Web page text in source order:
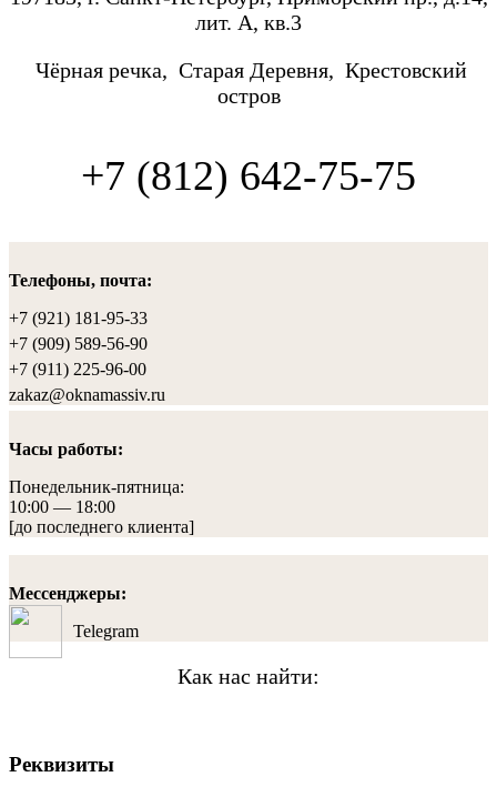
лит. А, кв.3
Чёрная речка, Старая Деревня, Крестовский
остров
+7 (812) 642-75-75
Телефоны, почта:
+7 (921) 181-95-33
+7 (909) 589-56-90
+7 (911) 225-96-00
zakaz@oknamassiv.ru
Часы работы:
Понедельник-пятница:
10:00 — 18:00
[до последнего клиента]
Мессенджеры:
Telegram
Как нас найти:
Реквизиты